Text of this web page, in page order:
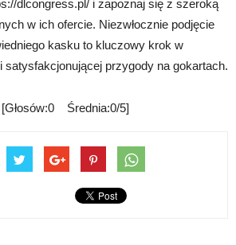
dlcongress.pl/ i zapoznaj się z szeroką
w ich ofercie. Niezwłocznie podjęcie
kasku to kluczowy krok w
satysfakcjonującej przygody na gokartach.
[Głosów:0 Średnia:0/5]